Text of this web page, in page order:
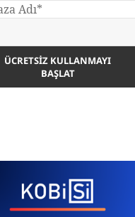
Adı*
ÜCRETSIZ KULLANMAYI
BAŞLAT